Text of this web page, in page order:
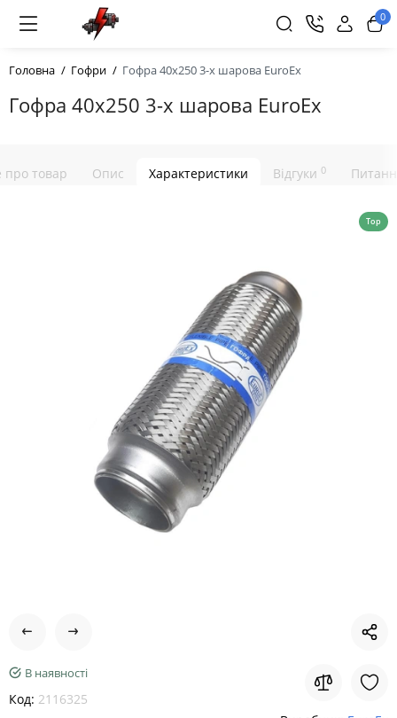
0
Головна Гофри Гофра 40х250 3-х шарова EuroEx
Гофра 40х250 3-х шарова EuroEx
про товар Опис Характеристики Відгуки 0
Top
В наявності
Код: 2116325